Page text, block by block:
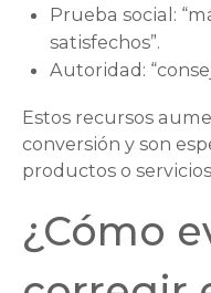
Prueba social:
satisfechos”.
Autoridad:
Estos recursos
conversión y son
productos o
¿Cómo